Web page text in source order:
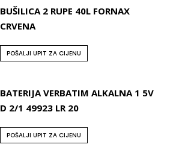
BUŠILICA 2 RUPE 40L FORNAX
CRVENA
POŠALJI UPIT ZA CIJENU
BATERIJA VERBATIM ALKALNA 1 5V
D 2/1 49923 LR 20
POŠALJI UPIT ZA CIJENU